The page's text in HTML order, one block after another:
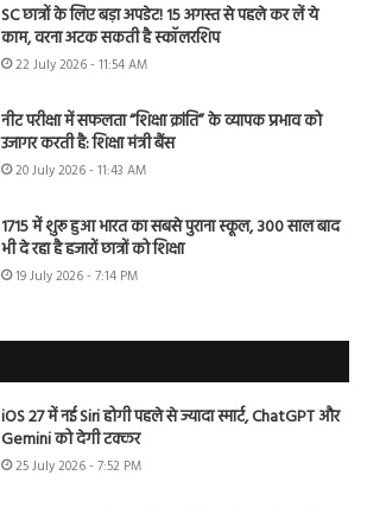
SC छात्रों के लिए बड़ा अपडेट! 15 अगस्त से पहले कर लें ये
काम, वरना अटक सकती है स्कॉलरशिप
22 July 2026 - 11:54 AM
नीट परीक्षा में सफलता “शिक्षा क्रांति” के व्यापक प्रभाव को
उजागर करती है: शिक्षा मंत्री बैंस
20 July 2026 - 11:43 AM
1715 में शुरू हुआ भारत का सबसे पुराना स्कूल, 300 साल बाद
भी दे रहा है हजारों छात्रों को शिक्षा
19 July 2026 - 7:14 PM
iOS 27 में नई Siri होगी पहले से ज्यादा स्मार्ट, ChatGPT और
Gemini को देगी टक्कर
25 July 2026 - 7:52 PM